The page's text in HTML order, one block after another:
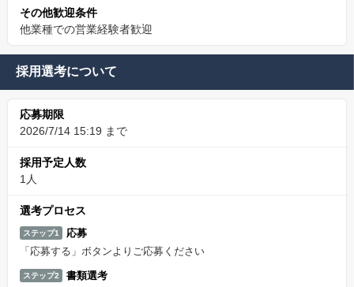
その他歓迎条件
他業種での営業経験者歓迎
採用選考について
応募期限
2026/7/14 15:19 まで
採用予定人数
1人
選考プロセス
ステップ1
応募
「応募する」ボタンよりご応募ください
ステップ2
書類選考